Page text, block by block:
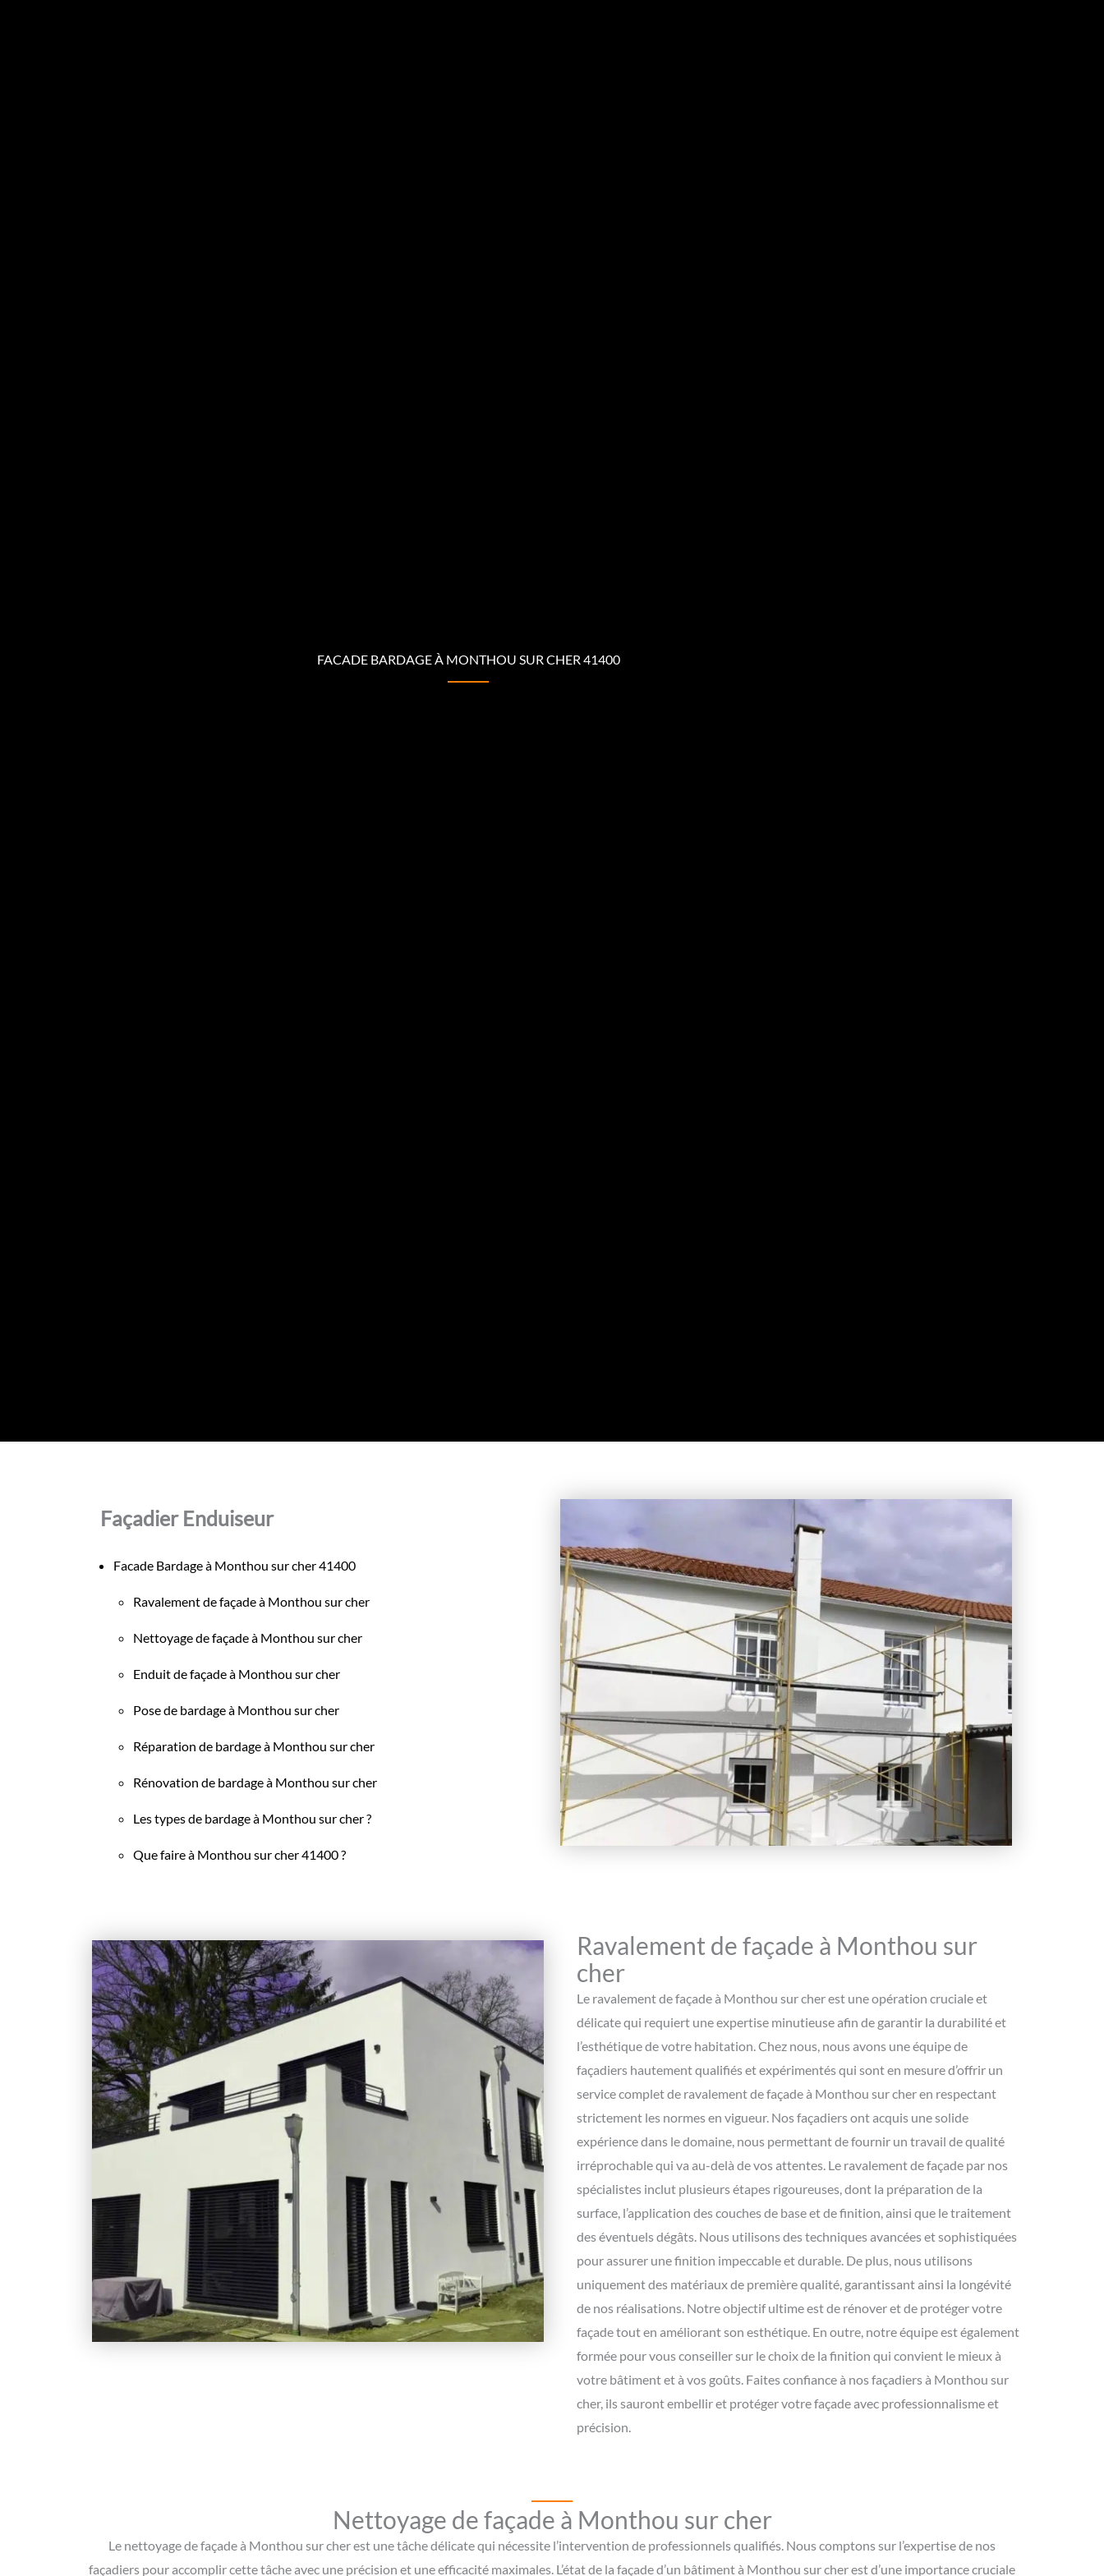
FACADE BARDAGE À MONTHOU SUR CHER 41400
Façadier Enduiseur
Facade Bardage à Monthou sur cher 41400
Ravalement de façade à Monthou sur cher
Nettoyage de façade à Monthou sur cher
Enduit de façade à Monthou sur cher
Pose de bardage à Monthou sur cher
Réparation de bardage à Monthou sur cher
Rénovation de bardage à Monthou sur cher
Les types de bardage à Monthou sur cher ?
Que faire à Monthou sur cher 41400 ?
Ravalement de façade à Monthou sur
cher
Le ravalement de façade à Monthou sur cher est une opération cruciale et
délicate qui requiert une expertise minutieuse afin de garantir la durabilité et
l’esthétique de votre habitation. Chez nous, nous avons une équipe de
façadiers hautement qualifiés et expérimentés qui sont en mesure d’offrir un
service complet de ravalement de façade à Monthou sur cher en respectant
strictement les normes en vigueur. Nos façadiers ont acquis une solide
expérience dans le domaine, nous permettant de fournir un travail de qualité
irréprochable qui va au-delà de vos attentes. Le ravalement de façade par nos
spécialistes inclut plusieurs étapes rigoureuses, dont la préparation de la
surface, l’application des couches de base et de finition, ainsi que le traitement
des éventuels dégâts. Nous utilisons des techniques avancées et sophistiquées
pour assurer une finition impeccable et durable. De plus, nous utilisons
uniquement des matériaux de première qualité, garantissant ainsi la longévité
de nos réalisations. Notre objectif ultime est de rénover et de protéger votre
façade tout en améliorant son esthétique. En outre, notre équipe est également
formée pour vous conseiller sur le choix de la finition qui convient le mieux à
votre bâtiment et à vos goûts. Faites confiance à nos façadiers à Monthou sur
cher, ils sauront embellir et protéger votre façade avec professionnalisme et
précision.
Nettoyage de façade à Monthou sur cher
Le nettoyage de façade à Monthou sur cher est une tâche délicate qui nécessite l’intervention de professionnels qualifiés. Nous comptons sur l’expertise de nos
façadiers pour accomplir cette tâche avec une précision et une efficacité maximales. L’état de la façade d’un bâtiment à Monthou sur cher est d’une importance cruciale